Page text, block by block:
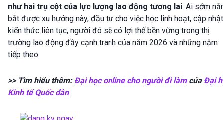
như hai trụ cột của lực lượng lao động tương lai. Ai sớm
bắt được xu hướng này, đầu tư cho việc học linh hoạt, cập nhật
kiến thức liên tục, người đó sẽ có lợi thế bền vững trong thị
trường lao động đầy cạnh tranh của năm 2026 và những năm
tiếp theo.
>> Tìm hiểu thêm: Đại học online cho người đi làmcủa Đại
Kinh tế Quốc dân